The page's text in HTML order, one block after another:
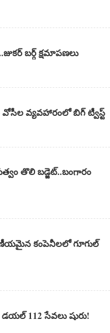
బర్గ్ క్షమాపణలు
వ్యవహారంలో బిగ్ ట్వీస్ట్
తొలి బడ్జెట్‌..బంగారం
కంపెనీలలో గూగుల్‌
112 సేవలు షురు!